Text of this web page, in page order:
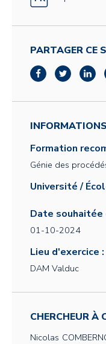
PARTAGER CE
Formation
Génie des
Université /
Date
01-10-2024
Lieu d'exercice :
DAM Valduc
CHERCHEUR À
Nicolas